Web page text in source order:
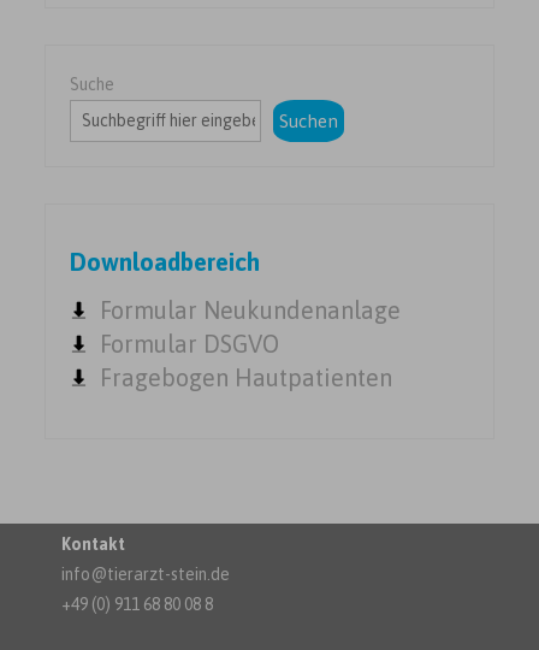
Suche
Suchen
Downloadbereich
Formular Neukundenanlage
Formular DSGVO
Fragebogen Hautpatienten
Kontakt
info@tierarzt-stein.de
+49 (0) 911 68 80 08 8